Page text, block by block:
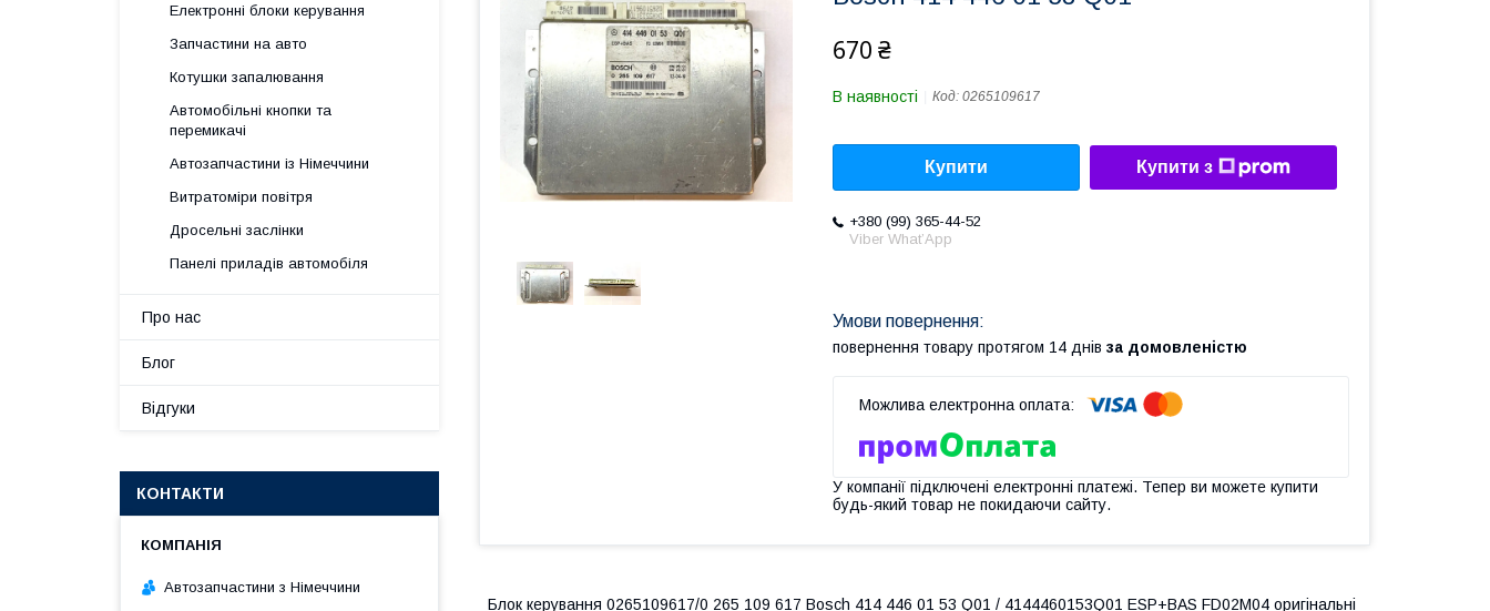
670 ₴
В наявності Код: 0265109617
Купити Купити з
+380 (99) 365-44-52
Viber What’App
повернення товару протягом 14 днів за домовленістю
У компанії підключені електронні платежі. Тепер ви можете купити
будь-який товар не покидаючи сайту.
Блок керування 0265109617/0 265 109 617 Bosch 414 446 01 53 Q01 / 4144460153Q01 ESP+BAS FD02M04 оригінальні
Електронні блоки керування
Запчастини на авто
Котушки запалювання
Автомобільні кнопки та
перемикачі
Автозапчастини із Німеччини
Витратоміри повітря
Дросельні заслінки
Панелі приладів автомобіля
Про нас
Блог
Відгуки
КОНТАКТИ
Автозапчастини з Німеччини